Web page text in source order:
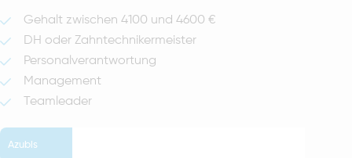
Gehalt zwischen 4100 und 4600 €
DH oder Zahntechnikermeister
Personalverantwortung
Management
Teamleader
Azubis